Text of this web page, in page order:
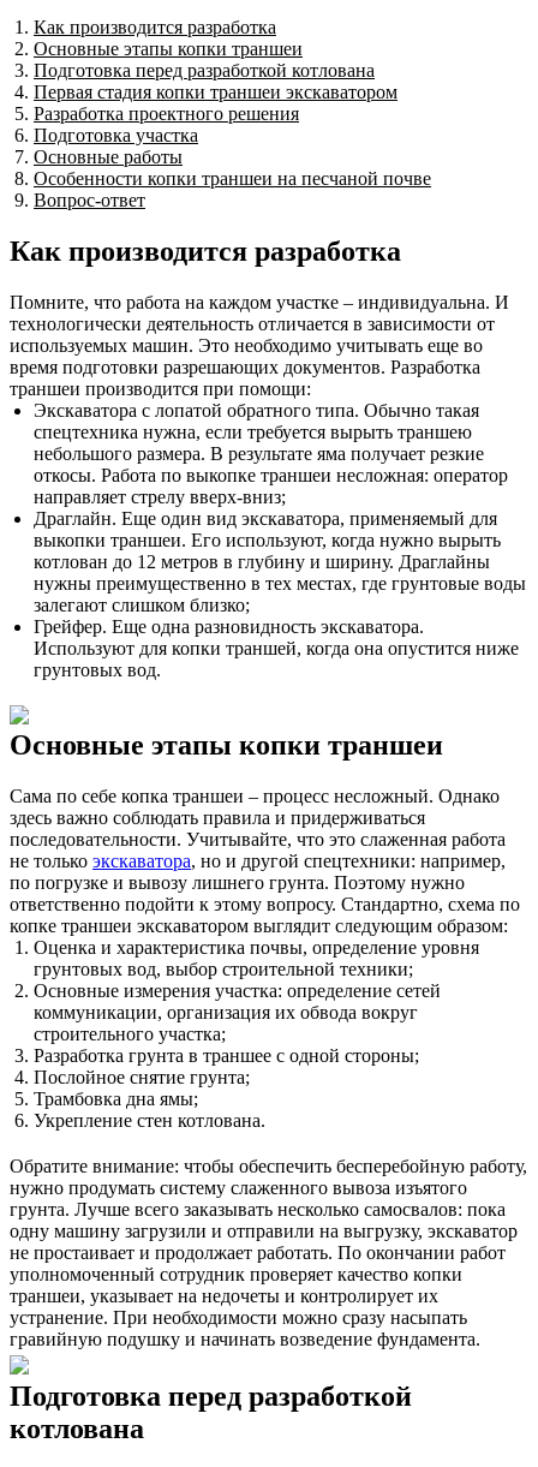
Как производится разработка
Основные этапы копки траншеи
Подготовка перед разработкой котлована
Первая стадия копки траншеи экскаватором
Разработка проектного решения
Подготовка участка
Основные работы
Особенности копки траншеи на песчаной почве
Вопрос-ответ
Как производится разработка
Помните, что работа на каждом участке – индивидуальна. И
технологически деятельность отличается в зависимости от
используемых машин. Это необходимо учитывать еще во
время подготовки разрешающих документов. Разработка
траншеи производится при помощи:
Экскаватора с лопатой обратного типа. Обычно такая
спецтехника нужна, если требуется вырыть траншею
небольшого размера. В результате яма получает резкие
откосы. Работа по выкопке траншеи несложная: оператор
направляет стрелу вверх-вниз;
Драглайн. Еще один вид экскаватора, применяемый для
выкопки траншеи. Его используют, когда нужно вырыть
котлован до 12 метров в глубину и ширину. Драглайны
нужны преимущественно в тех местах, где грунтовые воды
залегают слишком близко;
Грейфер. Еще одна разновидность экскаватора.
Используют для копки траншей, когда она опустится ниже
грунтовых вод.
Основные этапы копки траншеи
Сама по себе копка траншеи – процесс несложный. Однако
здесь важно соблюдать правила и придерживаться
последовательности. Учитывайте, что это слаженная работа
не только экскаватора, но и другой спецтехники: например,
по погрузке и вывозу лишнего грунта. Поэтому нужно
ответственно подойти к этому вопросу. Стандартно, схема по
копке траншеи экскаватором выглядит следующим образом:
Оценка и характеристика почвы, определение уровня
грунтовых вод, выбор строительной техники;
Основные измерения участка: определение сетей
коммуникации, организация их обвода вокруг
строительного участка;
Разработка грунта в траншее с одной стороны;
Послойное снятие грунта;
Трамбовка дна ямы;
Укрепление стен котлована.
Обратите внимание: чтобы обеспечить бесперебойную работу,
нужно продумать систему слаженного вывоза изъятого
грунта. Лучше всего заказывать несколько самосвалов: пока
одну машину загрузили и отправили на выгрузку, экскаватор
не простаивает и продолжает работать. По окончании работ
уполномоченный сотрудник проверяет качество копки
траншеи, указывает на недочеты и контролирует их
устранение. При необходимости можно сразу насыпать
гравийную подушку и начинать возведение фундамента.
Подготовка перед разработкой
котлована